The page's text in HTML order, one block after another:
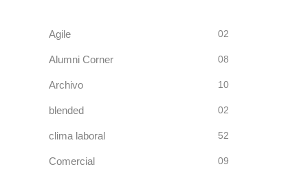
Agile 02
Alumni Corner 08
Archivo 10
blended 02
clima laboral 52
Comercial 09